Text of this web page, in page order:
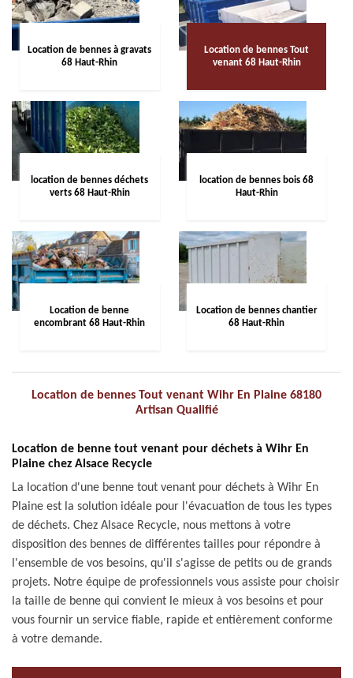
Location de bennes à gravats
68 Haut-Rhin
Location de bennes Tout
venant 68 Haut-Rhin
location de bennes déchets
verts 68 Haut-Rhin
location de bennes bois 68
Haut-Rhin
Location de benne
encombrant 68 Haut-Rhin
Location de bennes chantier
68 Haut-Rhin
Location de bennes Tout venant Wihr En Plaine 68180
Artisan Qualifié
Location de benne tout venant pour déchets à Wihr En
Plaine chez Alsace Recycle
La location d'une benne tout venant pour déchets à Wihr En
Plaine est la solution idéale pour l'évacuation de tous les types
de déchets. Chez Alsace Recycle, nous mettons à votre
disposition des bennes de différentes tailles pour répondre à
l'ensemble de vos besoins, qu'il s'agisse de petits ou de grands
projets. Notre équipe de professionnels vous assiste pour choisir
la taille de benne qui convient le mieux à vos besoins et pour
vous fournir un service fiable, rapide et entièrement conforme
à votre demande.